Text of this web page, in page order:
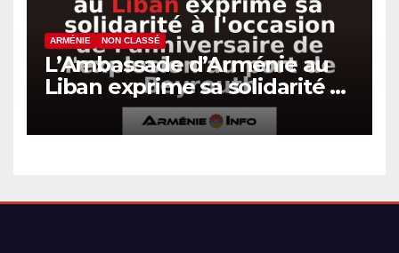
ARMÉNIE NON CLASSÉ
L’Ambassade d’Arménie au
Liban exprime sa solidarité à
l’occasion de l’anniversaire
de l’explosion au port de